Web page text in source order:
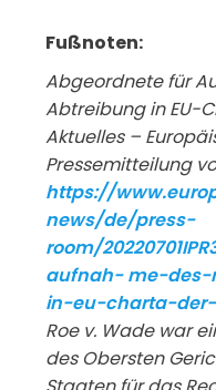
Fußnoten:
Abgeordnete für
Abtreibung in EU-
Aktuelles –
Pressemitteilung
https://www.euro
news/de/press-
room/
aufnah- me-
in-eu-charta-
Roe v. Wade war
des Obersten